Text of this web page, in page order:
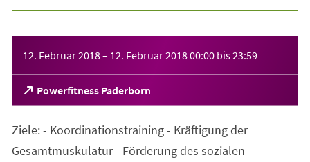
12. Februar 2018– 12. Februar 201800:00 bis23:59
Powerfitness Paderborn
(Öffnet
in
neuen
Ziele: - Koordinationstraining - Kräftigung der
Gesamtmuskulatur - Förderung des sozialen